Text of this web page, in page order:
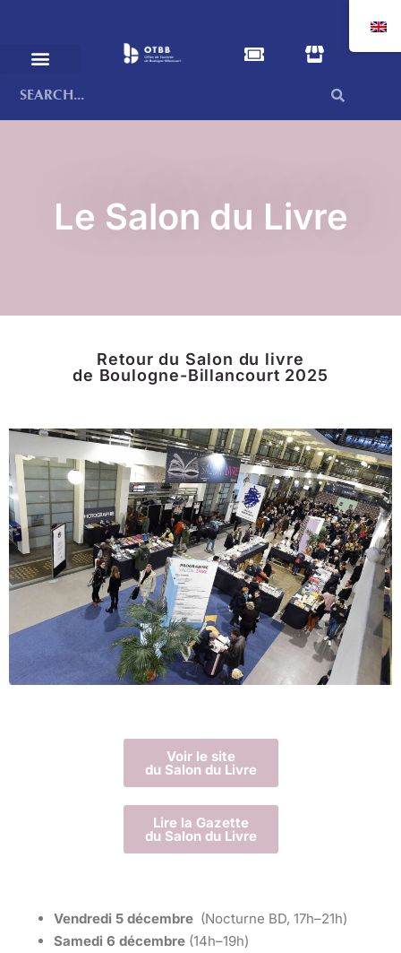
Le Salon du Livre
Retour du Salon du livre
de Boulogne-Billancourt 2025
Voir le site
du Salon du Livre
Lire la Gazette
du Salon du Livre
Vendredi 5 décembre (Nocturne BD, 17h–21h)
Samedi 6 décembre (14h–19h)